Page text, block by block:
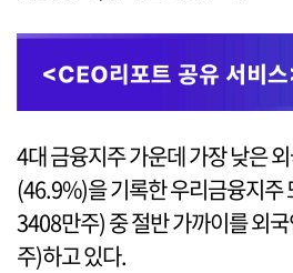
4대 금융지주 가운데 가장 낮은
(46.9%)을 기록한 우리금융지주
3408만주) 중 절반 가까이를 외
주)하고 있다.